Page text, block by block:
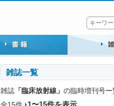
雑誌一覧
雑誌 「臨床放射線」 の臨時増刊号ー
1〜15件を表示